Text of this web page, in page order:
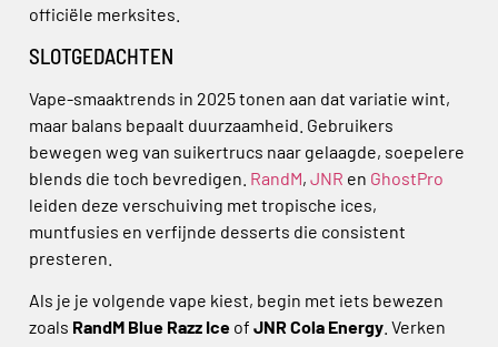
officiële merksites.
SLOTGEDACHTEN
Vape-smaaktrends in 2025 tonen aan dat variatie wint,
maar balans bepaalt duurzaamheid. Gebruikers
bewegen weg van suikertrucs naar gelaagde, soepelere
blends die toch bevredigen. RandM, JNR en GhostPro
leiden deze verschuiving met tropische ices,
muntfusies en verfijnde desserts die consistent
presteren.
Als je je volgende vape kiest, begin met iets bewezen
zoals RandM Blue Razz Ice of JNR Cola Energy . Verken